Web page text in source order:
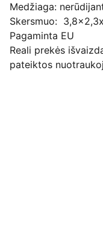
Medžiaga:
Skersmuo:
Pagaminta EU
Reali prekės
pateiktos